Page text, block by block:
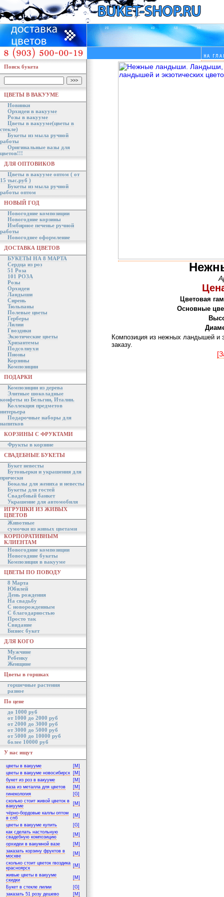
Поиск букета
ЦВЕТЫ В ВАКУУМЕ
Новинки
Орхидеи в вакууме
Розы в вакууме
Цветы в вакууме(цветы в
стекле)
Букеты из мыла ручной
работы
Оригинальные вазы для
цветов!!!
ДЛЯ ОПТОВИКОВ
Цветы в вакууме оптом ( от
15 тыс.руб )
Букеты из мыла ручной
работы оптом
НОВЫЙ ГОД
Новогодние композиции
Новогодние корзины
Имбирное печенье ручной
работы
Новогоднее оформление
ДОСТАВКА ЦВЕТОВ
БУКЕТЫ НА 8 МАРТА
Сердца из роз
51 Роза
101 РОЗА
Розы
Орхидеи
Ландыши
Сирень
Тюльпаны
Полевые цветы
Герберы
Лилии
Гвоздики
Экзотические цветы
Хризантемы
Подсолнухи
Пионы
Корзины
Композиции
ПОДАРКИ
Композиции из дерева
Элитные шоколадные
конфеты из Бельгии, Италии.
Коллекция предметов
интерьера
Подарочные наборы для
напитков
КОРЗИНЫ С ФРУКТАМИ
Фрукты в корзине
СВАДЕБНЫЕ БУКЕТЫ
Букет невесты
Бутоньерки и украшения для
прически
Бокалы для жениха и невесты
Букеты для гостей
Свадебный банкет
Украшение для автомобиля
ИГРУШКИ ИЗ ЖИВЫХ
ЦВЕТОВ
Животные
сумочки из живых цветами
КОРПОРАТИВНЫМ
КЛИЕНТАМ
Новогодние композиции
Новогодние букеты
Композиция в вакууме
ЦВЕТЫ ПО ПОВОДУ
8 Марта
Юбилей
День рождения
На свадьбу
С новорожденным
С благодарностью
Просто так
Свидание
Бизнес букет
ДЛЯ КОГО
Мужчине
Ребенку
Женщине
Цветы в горшках
горшечные растения
разное
По цене
до 1000 руб
от 1000 до 2000 руб
от 2000 до 3000 руб
от 3000 до 5000 руб
от 5000 до 10000 руб
более 10000 руб
У нас ищут
цветы в вакууме
[M]
цветы в вакууме новосибирск
[M]
букет из роз в вакууме
[M]
ваза из металла для цветов
[M]
гинекология
[G]
сколько стоит живой цветок в
вакууме
[M]
чёрно-бордовые каллы оптом
в спб
[M]
цветы в вакууме купить
[G]
как сделать настольную
свадебную композицию
[M]
орхидеи в вакумной вазе
[M]
заказать корзину фруктов в
москве
[M]
сколько стоит цветок гвоздика
красноярск
[M]
живые цветы в вакууме
скидки
[M]
Букет в стекле лилии
[G]
заказать 51 розу дешево
[M]
Цветовая
Основные
Композиция из нежных ландышей и
заказу.